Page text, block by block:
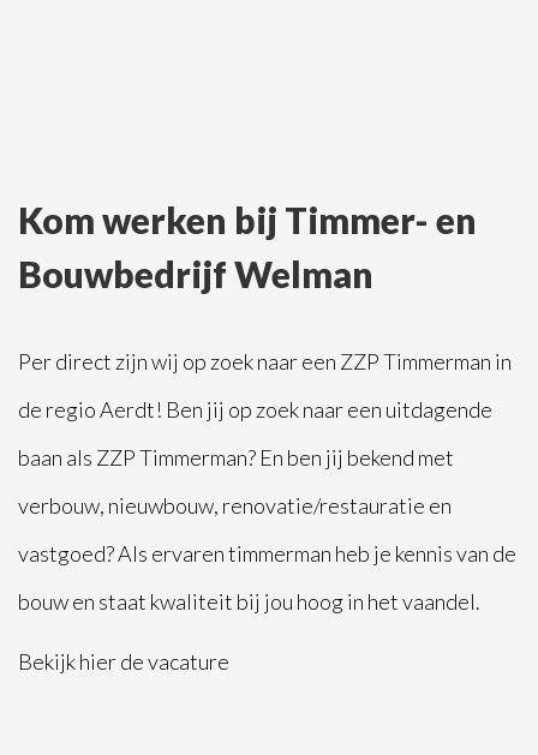
Kom werken bij Timmer- en
Bouwbedrijf Welman
Per direct zijn wij op zoek naar een ZZP Timmerman in
de regio Aerdt! Ben jij op zoek naar een uitdagende
baan als ZZP Timmerman? En ben jij bekend met
verbouw, nieuwbouw, renovatie/restauratie en
vastgoed? Als ervaren timmerman heb je kennis van de
bouw en staat kwaliteit bij jou hoog in het vaandel.
Bekijkhierde vacature